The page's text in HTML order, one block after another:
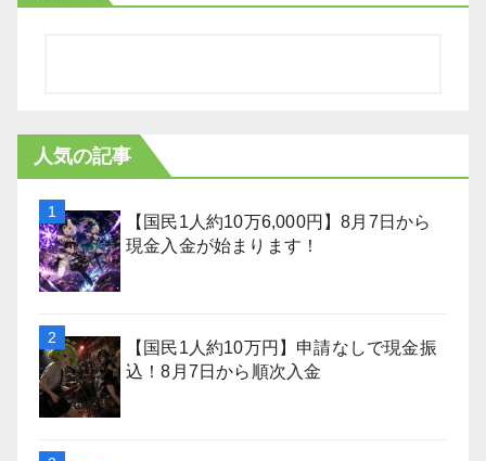
人気の記事
【国民1人約10万6,000円】8月7日から
現金入金が始まります！
【国民1人約10万円】申請なしで現金振
込！8月7日から順次入金